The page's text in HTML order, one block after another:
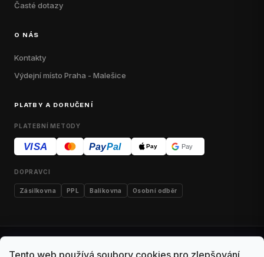
Tento web používá soubory cookies pro zlepšování
Časté dotazy
O NÁS
Kontakty
Výdejní místo Praha - Malešice
PLATBY A DORUČENÍ
PLATEBNÍ METODY
VISA PayPal Pay Pay
DOPRAVCI
Zásilkovna PPL Balíkovna Osobní odběr